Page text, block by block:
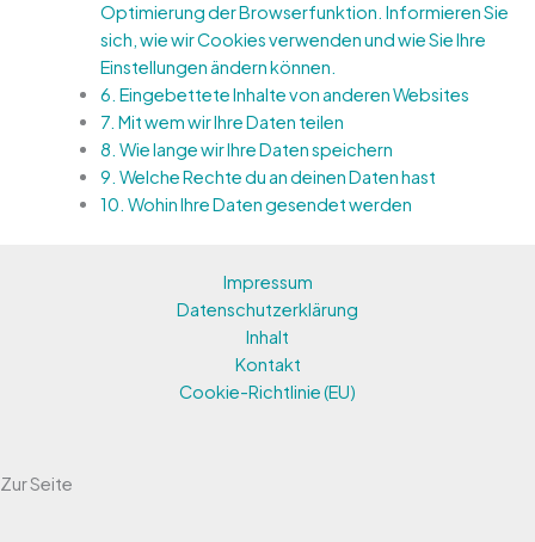
Optimierung der Browserfunktion. Informieren Sie
sich, wie wir Cookies verwenden und wie Sie Ihre
Einstellungen ändern können.
6. Eingebettete Inhalte von anderen Websites
7. Mit wem wir Ihre Daten teilen
8. Wie lange wir Ihre Daten speichern
9. Welche Rechte du an deinen Daten hast
10. Wohin Ihre Daten gesendet werden
Impressum
Datenschutzerklärung
Inhalt
Kontakt
Cookie-Richtlinie (EU)
Zur Seite